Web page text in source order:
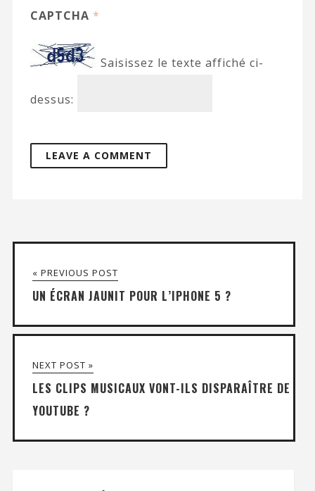
CAPTCHA *
Saisissez le texte affiché ci-
dessus:
« PREVIOUS POST
UN ÉCRAN JAUNIT POUR L’IPHONE 5 ?
NEXT POST »
LES CLIPS MUSICAUX VONT-ILS DISPARAÎTRE DE
YOUTUBE ?